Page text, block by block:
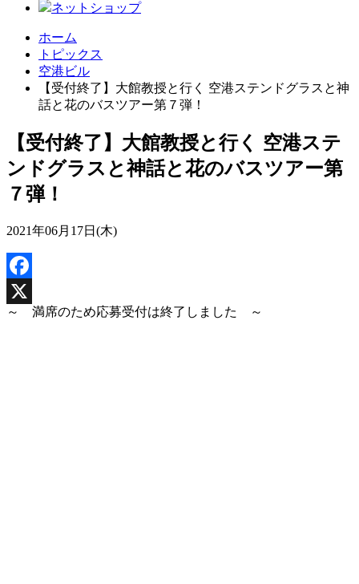
ネットショップ
ホーム
トピックス
空港ビル
【受付終了】大館教授と行く 空港ステンドグラスと神
話と花のバスツアー第７弾！
【受付終了】大館教授と行く 空港ステ
ンドグラスと神話と花のバスツアー第
７弾！
2021年06月17日(木)
Facebook
X
～ 満席のため応募受付は終了しました ～